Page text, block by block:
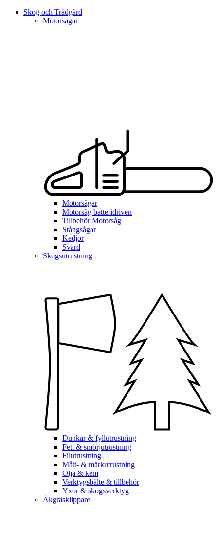
Skog och Trädgård
Motorsågar
Motorsågar
Motorsåg batteridriven
Tillbehör Motorsåg
Stångsågar
Kedjor
Svärd
Skogsutrustning
Dunkar & fyllutrustning
Fett & smörjutrustning
Filutrustning
Mått- & märkutrustning
Olja & kem
Verktygsbälte & tillbehör
Yxor & skogsverktyg
Åkgräsklippare